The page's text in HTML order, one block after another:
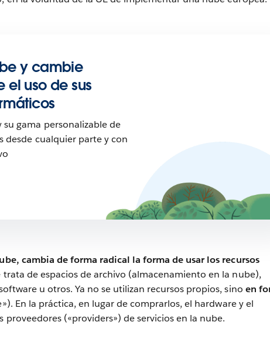
y cambie
el uso de sus
su gama personalizable de
desde cualquier parte y con
cambia de forma radical la forma de usar los recursos
trata de espacios de archivo (almacenamiento en la nube),
u otros. Ya no se utilizan recursos propios, sino en
En la práctica, en lugar de comprarlos, el hardware y el
proveedores («providers») de servicios en la nube.